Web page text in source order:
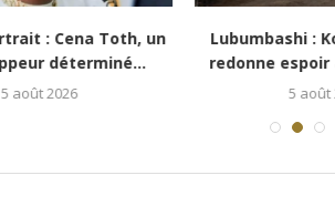
: Cena Toth, un
déterminé...
août 2026
Lubumbashi :
redonne espoir
5 août